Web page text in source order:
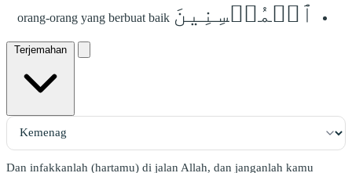
ٱلۡمُحۡسِنِينَ orang-orang yang berbuat baik
Terjemahan
Dan infakkanlah (hartamu) di jalan Allah, dan janganlah kamu